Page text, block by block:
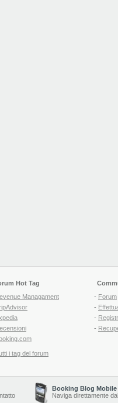
Hot Tag
Managament
i tag del forum
- Forum
-
-
-
Booking Blog Mobile
Naviga direttamente